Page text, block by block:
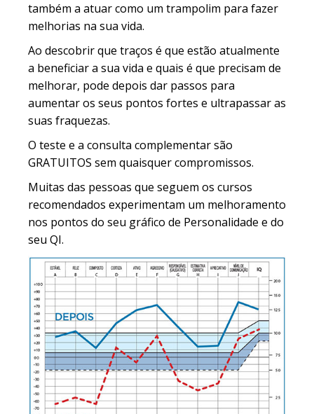
também a atuar como um trampolim para fazer
melhorias na sua vida.
Ao descobrir que traços é que estão atualmente
a beneficiar a sua vida e quais é que precisam de
melhorar, pode depois dar passos para
aumentar os seus pontos fortes e ultrapassar as
suas fraquezas.
O teste e a consulta complementar são
GRATUITOS sem quaisquer compromissos.
Muitas das pessoas que seguem os cursos
recomendados experimentam um melhoramento
nos pontos do seu gráfico de Personalidade e do
seu QI.